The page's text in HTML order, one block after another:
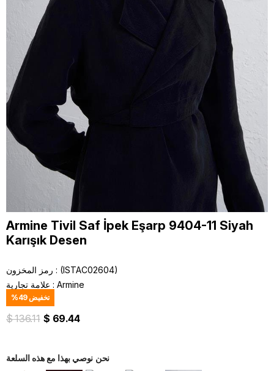
Armine Tivil Saf İpek Eşarp 9404-11 Siyah
Karışık Desen
رمز المخزون
(ISTAC02604)
علامة تجارية : Armine
%49تخفيض
$ 136.11 $ 69.44
نحن نوصي بهذا مع هذه السلعة